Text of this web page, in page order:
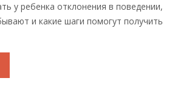
у ребенка отклонения в поведении,
и какие шаги помогут получить